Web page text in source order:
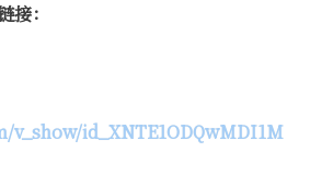
接：
v_show/id_XNTE1ODQwMDI1M